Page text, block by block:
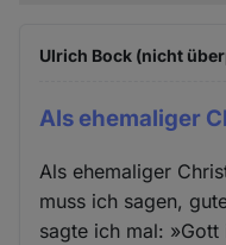
Ulrich Bock (nicht
Als ehemaliger
Als ehemaliger
muss ich sagen,
sagte ich mal: